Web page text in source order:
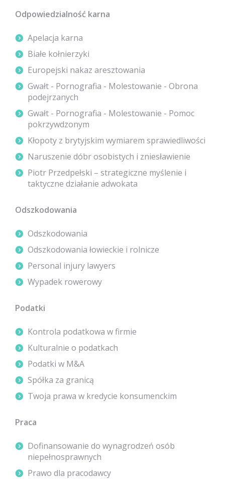
Odpowiedzialność karna
Apelacja karna
Białe kołnierzyki
Europejski nakaz aresztowania
Gwałt - Pornografia - Molestowanie - Obrona
podejrzanych
Gwałt - Pornografia - Molestowanie - Pomoc
pokrzywdzonym
Kłopoty z brytyjskim wymiarem sprawiedliwości
Naruszenie dóbr osobistych i zniesławienie
Piotr Przedpełski – strategiczne myślenie i
taktyczne działanie adwokata
Odszkodowania
Odszkodowania
Odszkodowania łowieckie i rolnicze
Personal injury lawyers
Wypadek rowerowy
Podatki
Kontrola podatkowa w firmie
Kulturalnie o podatkach
Podatki w M&A
Spółka za granicą
Twoja prawa w kredycie konsumenckim
Praca
Dofinansowanie do wynagrodzeń osób
niepełnosprawnych
Prawo dla pracodawcy